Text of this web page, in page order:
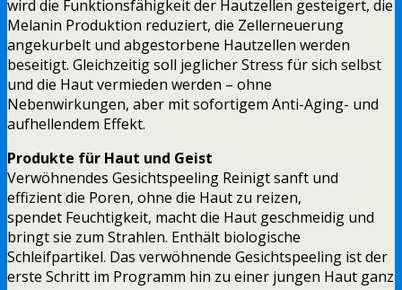
wird die Funktionsfähigkeit der Hautzellen gesteigert, die
Melanin Produktion reduziert, die Zellerneuerung
angekurbelt und abgestorbene Hautzellen werden
beseitigt. Gleichzeitig soll jeglicher Stress für sich selbst
und die Haut vermieden werden – ohne
Nebenwirkungen, aber mit sofortigem Anti-Aging- und
aufhellendem Effekt.
Produkte für Haut und Geist
Verwöhnendes Gesichtspeeling Reinigt sanft und
effizient die Poren, ohne die Haut zu reizen,
spendet Feuchtigkeit, macht die Haut geschmeidig und
bringt sie zum Strahlen. Enthält biologische
Schleifpartikel. Das verwöhnende Gesichtspeeling ist der
erste Schritt im Programm hin zu einer jungen Haut ganz